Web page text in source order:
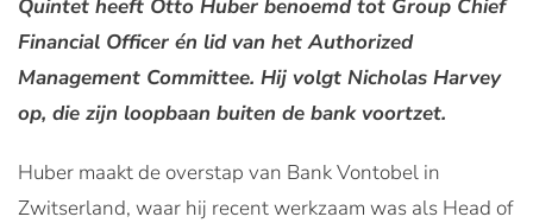
Quintet heeft Otto Huber benoemd tot Group Chief
Financial Officer én lid van het Authorized
Management Committee. Hij volgt Nicholas Harvey
op, die zijn loopbaan buiten de bank voortzet.
Huber maakt de overstap van Bank Vontobel in
Zwitserland, waar hij recent werkzaam was als Head of